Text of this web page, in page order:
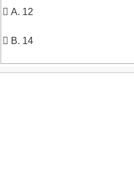
 A. 12
 B. 14